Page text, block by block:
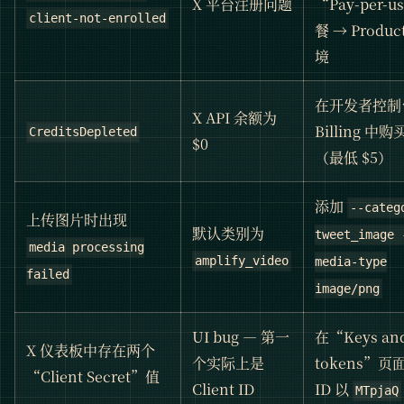
client-not-enrolled
餐 →
境
CreditsDepleted
X API 余额为
$0
在开发者控
Billing 中购
（最低 $5）
上传图片时出现
media processing
failed
默认类别为
amplify_video
添加 --
tweet_image
media-type
image/png
X 仪表板中存在两个
“Client Secret”值
UI bug — 第一
个实际上是
Client ID
在“Keys
tokens”页
ID 以 MTpjaQ